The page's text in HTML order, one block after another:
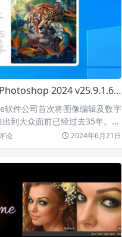
2024 v25.9.1.626 正式版解锁_无弹窗、免安装！
软件公司首次将图像编辑及数字
到大众面前已经过去35年。…
论 2024年6月21日